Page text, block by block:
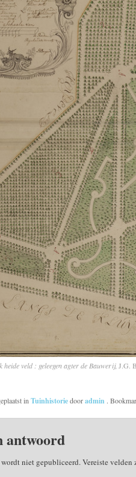
heide veld : geleegen agter de Bauwerij, J.G.
in Tuinhistoriedooradmin .
antwoord
niet gepubliceerd.Vereiste velden